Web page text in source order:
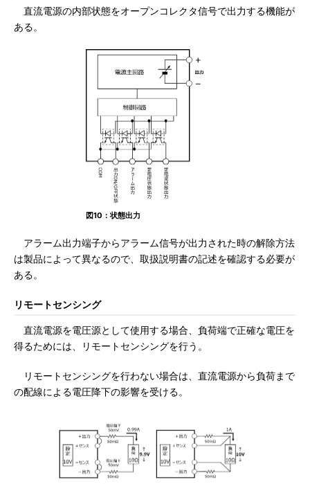
直流電源の内部状態をオープンコレクタ信号で出力する機能が
ある。
図10：状態出力
アラーム出力端子からアラーム信号が出力された時の解除方法
は製品によって異なるので、取扱説明書の記述を確認する必要が
ある。
リモートセンシング
直流電源を電圧源として使用する場合、負荷端で正確な電圧を
得るためには、リモートセンシングを行う。
リモートセンシングを行わない場合は、直流電源から負荷まで
の配線による電圧降下の影響を受ける。